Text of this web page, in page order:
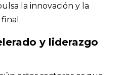
la innovación y la
y liderazgo